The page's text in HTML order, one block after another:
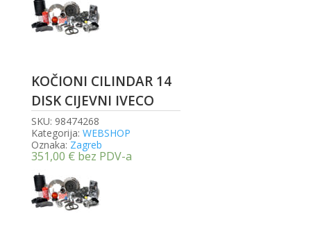
KOČIONI CILINDAR 14
DISK CIJEVNI IVECO
SKU: 98474268
Kategorija: WEBSHOP
Oznaka: Zagreb
351,00 € bez PDV-a